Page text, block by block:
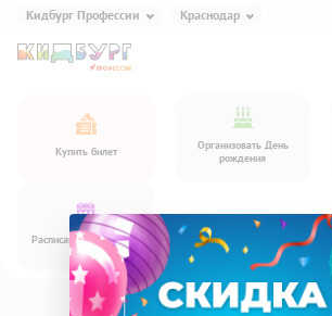
Кидбург Профессии
Кидбург Игра и Еда
Кидбург Кафе
Краснодар
Купить билет
Организовать День
рождения
Расписание спектаклей